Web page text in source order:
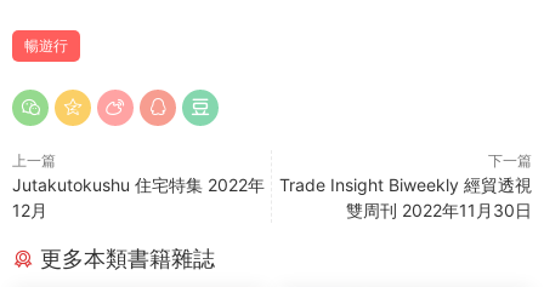
暢遊行
上一篇
Jutakutokushu 住宅特集 2022年
12月
下一篇
Trade Insight Biweekly 經貿透視
雙周刊 2022年11月30日
更多本類書籍雜誌